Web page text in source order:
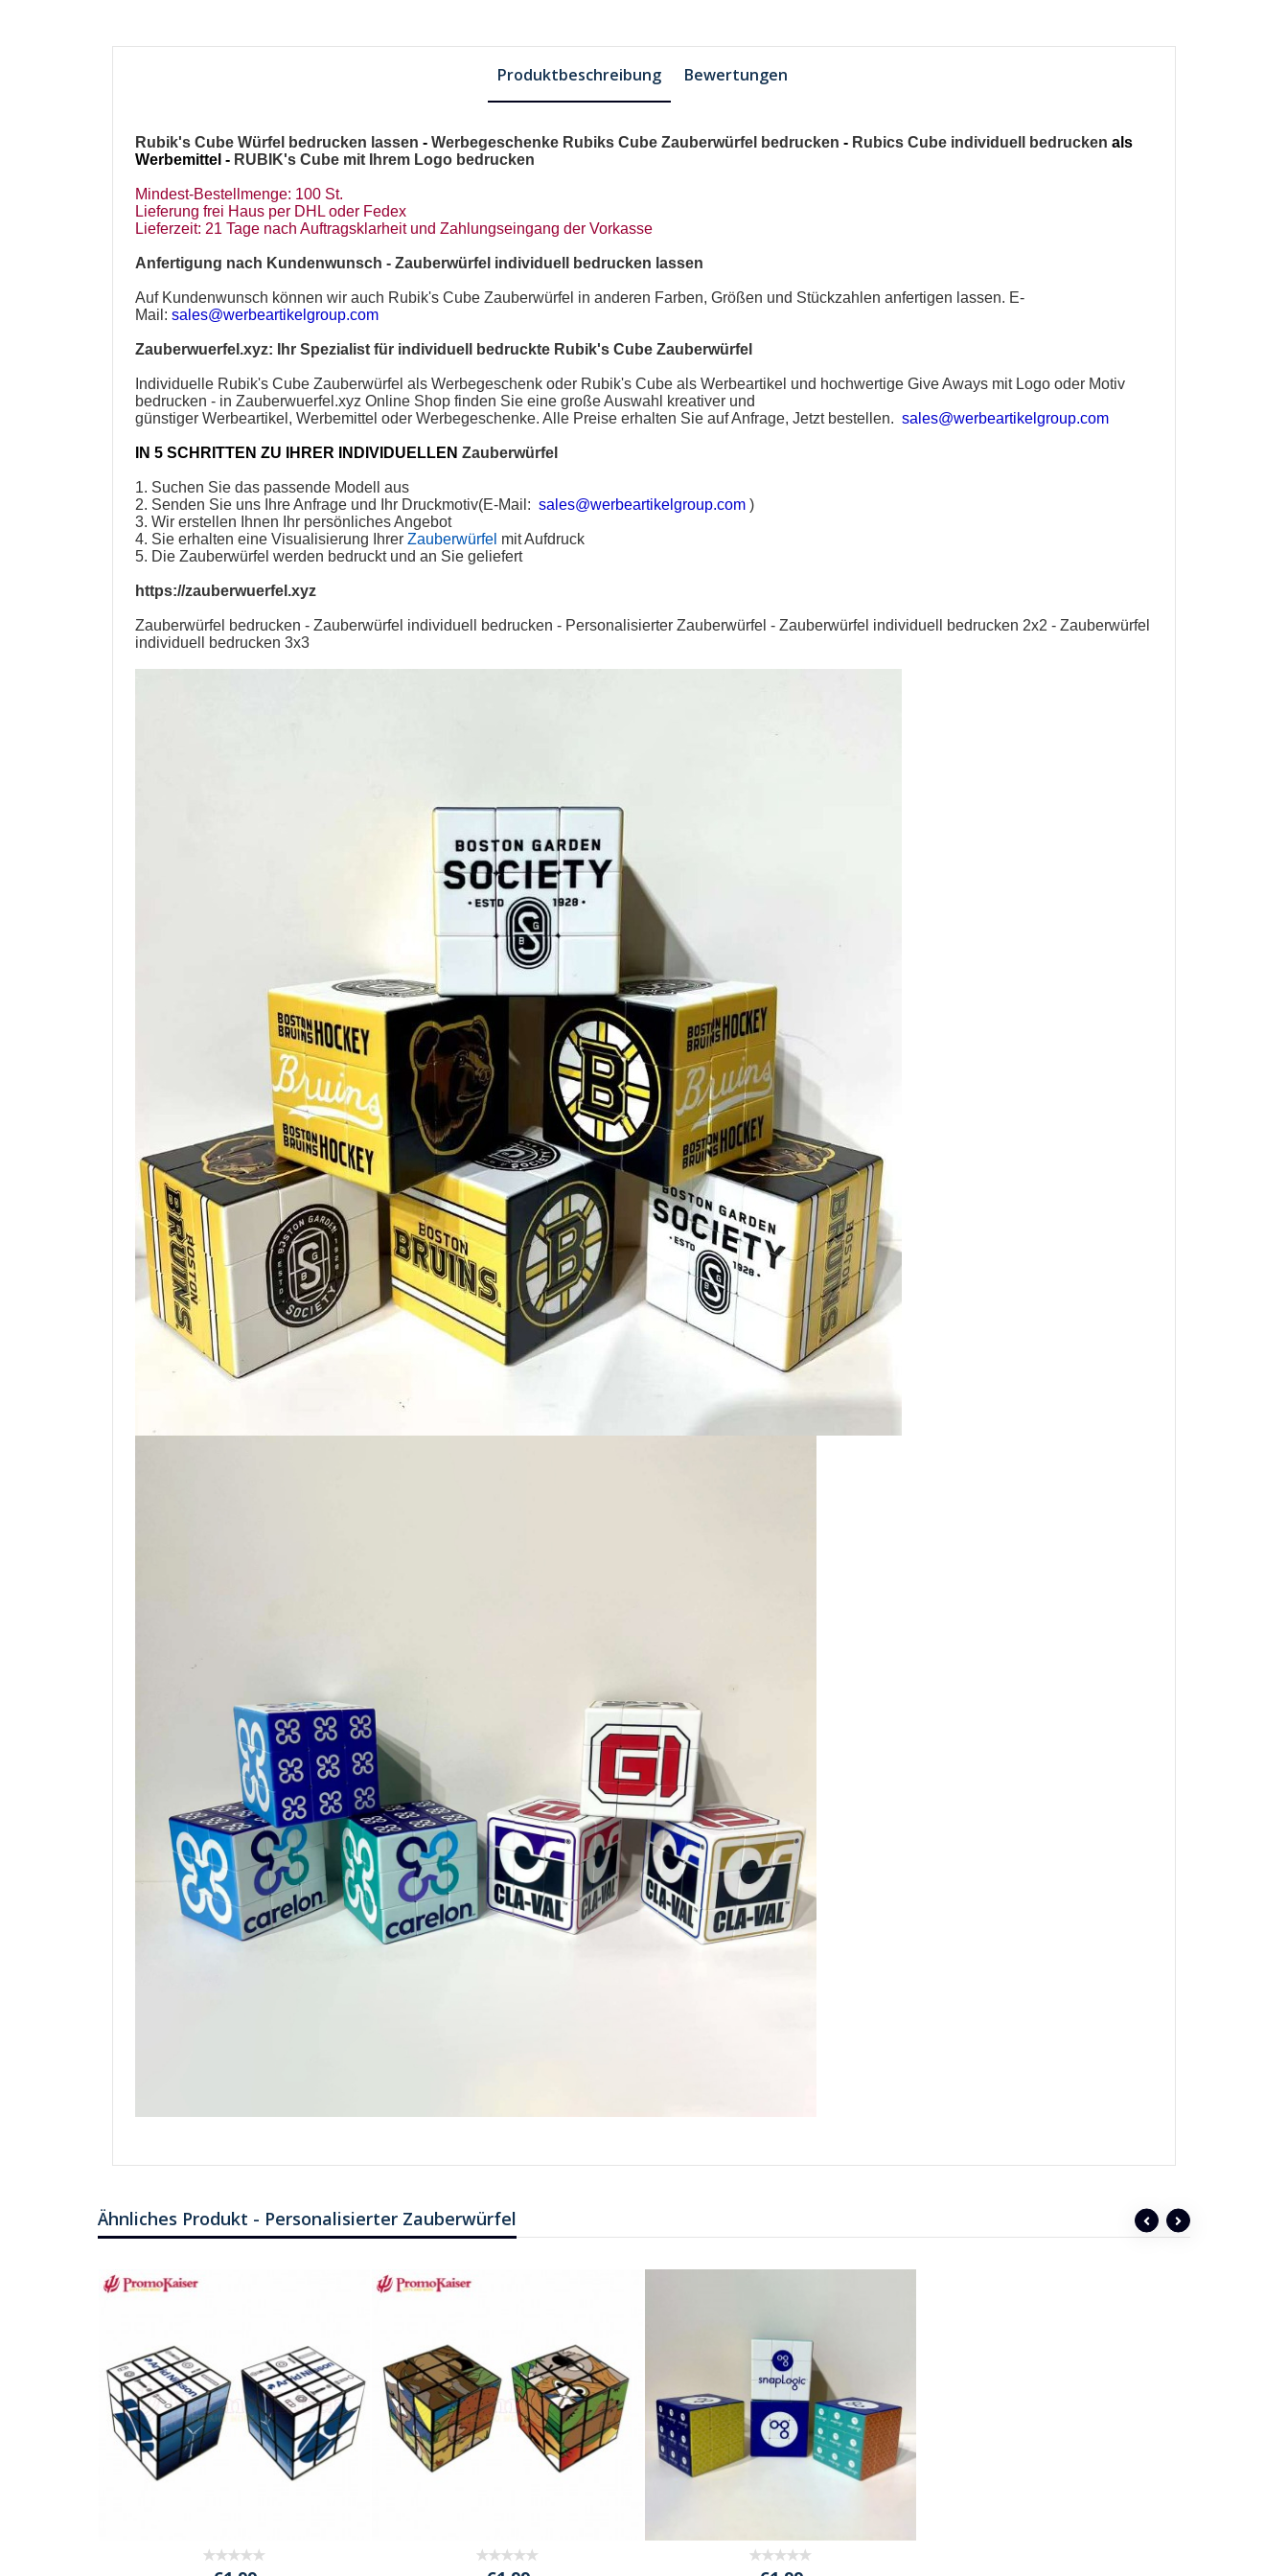
Produktbeschreibung Bewertungen
Rubik's Cube Würfel bedrucken lassen -Werbegeschenke Rubiks Cube Zauberwürfel bedrucken - Rubics Cube individuell bedrucken als
Werbemittel - RUBIK's Cube mit Ihrem Logo bedrucken
Mindest-Bestellmenge: 100 St.
Lieferung frei Haus per DHL oder Fedex
Lieferzeit: 21 Tage nach Auftragsklarheit und Zahlungseingang der Vorkasse
Anfertigung nach Kundenwunsch -Zauberwürfel individuell bedrucken lassen
Auf Kundenwunsch können wir auch Rubik's Cube Zauberwürfel in anderen Farben, Größen und Stückzahlen anfertigen lassen. E-
Mail: sales@werbeartikelgroup.com
Zauberwuerfel.xyz: Ihr Spezialist für individuell bedruckte Rubik's Cube Zauberwürfel
ndividuelle Rubik's Cube Zauberwürfel als Werbegeschenk oder Rubik's Cube als Werbeartikel und hochwertige Give Aways mit Logo oder Motiv
bedrucken - inZauberwuerfel.xyzOnline Shop finden Sie eine große Auswahl kreativer und
günstigerWerbeartikel ,Werbemittel oderWerbegeschenke. Alle Preise erhalten Sie auf Anfrage, Jetzt bestellen. sales@werbeartikelgroup.com
IN 5 SCHRITTEN ZU IHRER INDIVIDUELLENZauberwürfel
1. Suchen Sie das passende Modell aus
2. Senden Sie uns Ihre Anfrage und Ihr Druckmotiv(E-Mail: sales@werbeartikelgroup.com )
3. Wir erstellen Ihnen Ihr persönliches Angebot
4. Sie erhalten eine Visualisierung IhrerZauberwürfel mit Aufdruck
5. DieZauberwürfel werden bedruckt und an Sie geliefert
https://zauberwuerfel.xyz
Zauberwürfel bedrucken -Zauberwürfel individuell bedrucken - Personalisierter Zauberwürfel -Zauberwürfel individuell bedrucken 2x2 -Zauberwürfel
individuell bedrucken 3x3
Ähnliches Produkt - Personalisierter Zauberwürfel